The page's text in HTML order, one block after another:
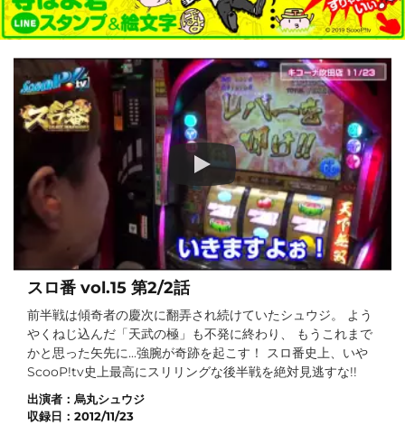
スロ番 vol.15 第2/2話
前半戦は傾奇者の慶次に翻弄され続けていたシュウジ。 よう
やくねじ込んだ「天武の極」も不発に終わり、 もうこれまで
かと思った矢先に...強腕が奇跡を起こす！ スロ番史上、いや
ScooP!tv史上最高にスリリングな後半戦を絶対見逃すな!!
出演者： 烏丸シュウジ
収録日： 2012/11/23